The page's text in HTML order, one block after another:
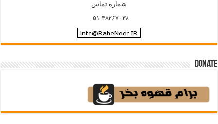
شماره تماس
۰۵۱-۳۸۲۶۷۰۳۸
Donate